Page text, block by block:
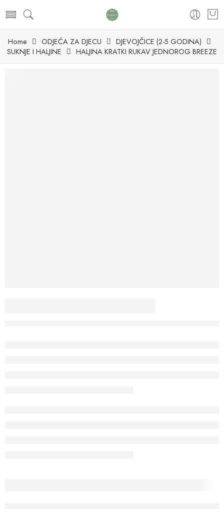
Home ODJEĆA ZA DJECU
DJEVOJČICE (2-5 GODINA)
SUKNJE I HALJINE
HALJINA KRATKI RUKAV JEDNOROG BREEZE